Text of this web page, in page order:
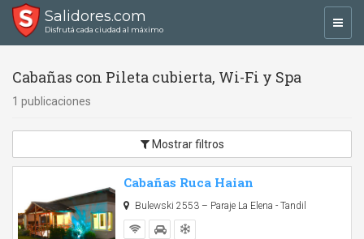
Salidores.com
Disfrutá cada ciudad al máximo
Cabañas con Pileta cubierta, Wi-Fi y Spa
1 publicaciones
Mostrar filtros
Cabañas Ruca Haian
Bulewski 2553 – Paraje La Elena - Tandil